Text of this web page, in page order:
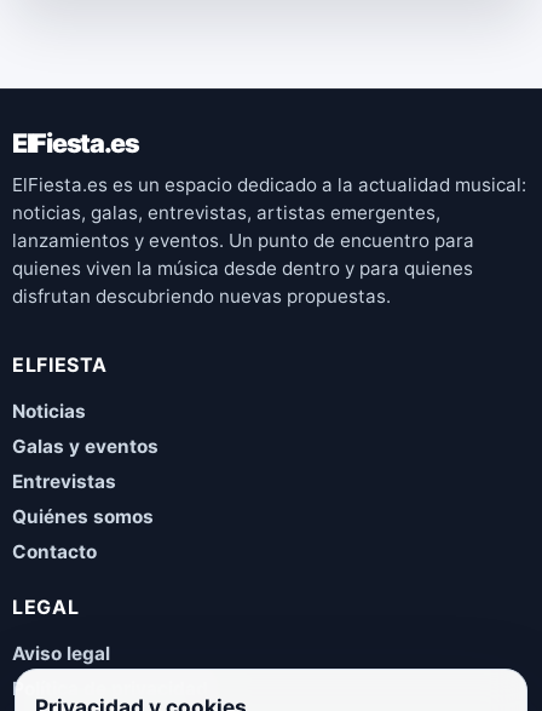
ElFiesta.es
ElFiesta.es es un espacio dedicado a la actualidad musical:
noticias, galas, entrevistas, artistas emergentes,
lanzamientos y eventos. Un punto de encuentro para
quienes viven la música desde dentro y para quienes
disfrutan descubriendo nuevas propuestas.
ELFIESTA
Noticias
Galas y eventos
Entrevistas
Quiénes somos
Contacto
LEGAL
Aviso legal
Política de privacidad